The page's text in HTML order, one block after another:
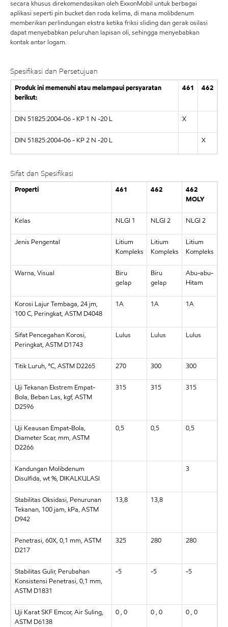
secara khusus direkomendasikan oleh ExxonMobil untuk berbagai
aplikasi seperti pin bucket dan roda kelima, di mana molibdenum
memberikan perlindungan ekstra ketika friksi sliding dan gerak osilasi
dapat menyebabkan peluruhan lapisan oli, sehingga menyebabkan
kontak antar logam.
Spesifikasi dan Persetujuan
Produk ini memenuhi atau melampaui persyaratan
berikut:
461 462
DIN 51825:2004-06 - KP 1 N -20 L X
DIN 51825:2004-06 - KP 2 N -20 L X
Sifat dan Spesifikasi
Properti 461 462
462
MOLY
Kelas NLGI 1 NLGI 2 NLGI 2
Jenis Pengental
Litium
Kompleks
Litium
Kompleks
Litium
Kompleks
Warna, Visual
Biru
gelap
Biru
gelap
Abu-abu-
Hitam
Korosi Lajur Tembaga, 24 jm,
100 C, Peringkat, ASTM D4048
1A 1A 1A
Sifat Pencegahan Korosi,
Peringkat, ASTM D1743
Lulus Lulus Lulus
Titik Luruh, °C, ASTM D2265 270 300 300
Uji Tekanan Ekstrem Empat-
Bola, Beban Las, kgf, ASTM
D2596
315 315 315
Uji Keausan Empat-Bola,
Diameter Scar, mm, ASTM
D2266
0,5 0,5 0,5
Kandungan Molibdenum
Disulfida, wt %, DIKALKULASI
3
Stabilitas Oksidasi, Penurunan
Tekanan, 100 jam, kPa, ASTM
D942
13,8 13,8
Penetrasi, 60X, 0,1 mm, ASTM
D217
325 280 280
Stabilitas Gulir, Perubahan
Konsistensi Penetrasi, 0,1 mm,
ASTM D1831
-5 -5 -5
Uji Karat SKF Emcor, Air Suling,
ASTM D6138
0 , 0 0 , 0 0 , 0